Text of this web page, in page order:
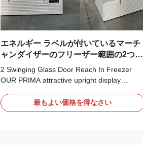
エネルギー ラベルが付いているマーチ
ャンダイザーのフリーザー範囲の2つの
振動ガラス ドア
2 Swinging Glass Door Reach In Freezer
OUR PRIMA attractive upright display
and Frameless triple glazed anti-fog glass
door for effective presentation and
最もよい価格を得なさい